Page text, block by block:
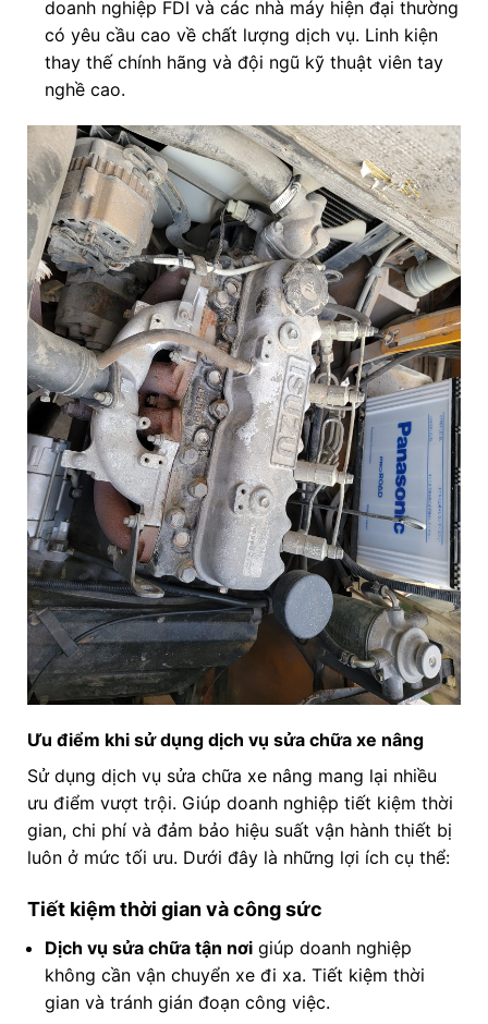
doanh nghiệp FDI và các nhà máy hiện đại thường
có yêu cầu cao về chất lượng dịch vụ. Linh kiện
thay thế chính hãng và đội ngũ kỹ thuật viên tay
nghề cao.
Ưu điểm khi sử dụng dịch vụ sửa chữa xe nâng
Sử dụng dịch vụ sửa chữa xe nâng mang lại nhiều
ưu điểm vượt trội. Giúp doanh nghiệp tiết kiệm thời
gian, chi phí và đảm bảo hiệu suất vận hành thiết bị
luôn ở mức tối ưu. Dưới đây là những lợi ích cụ thể:
Tiết kiệm thời gian và công sức
Dịch vụ sửa chữa tận nơigiúp doanh nghiệp
không cần vận chuyển xe đi xa. Tiết kiệm thời
gian và tránh gián đoạn công việc.